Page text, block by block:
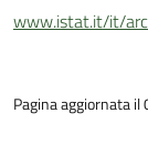
www.istat.it/it/
Pagina aggiornata